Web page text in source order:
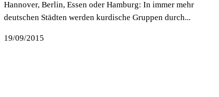
Hannover, Berlin, Essen oder Hamburg: In immer mehr
deutschen Städten werden kurdische Gruppen durch...
19/09/2015